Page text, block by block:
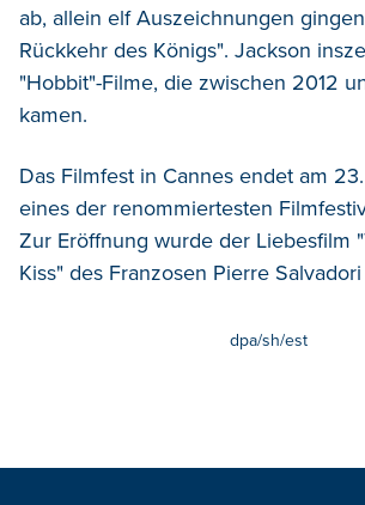
ab, allein elf Auszeichnungen
Rückkehr des Königs". Jackson
"Hobbit"-Filme, die zwischen 2012
kamen.
Das Filmfest in Cannes endet am
eines der renommiertesten
Zur Eröffnung wurde der Liebesfilm
Kiss" des Franzosen Pierre
dpa/sh/est